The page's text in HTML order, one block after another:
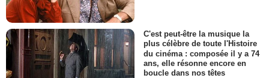
C'est peut-être la musique la
plus célèbre de toute l'Histoire
du cinéma : composée il y a 74
ans, elle résonne encore en
boucle dans nos têtes